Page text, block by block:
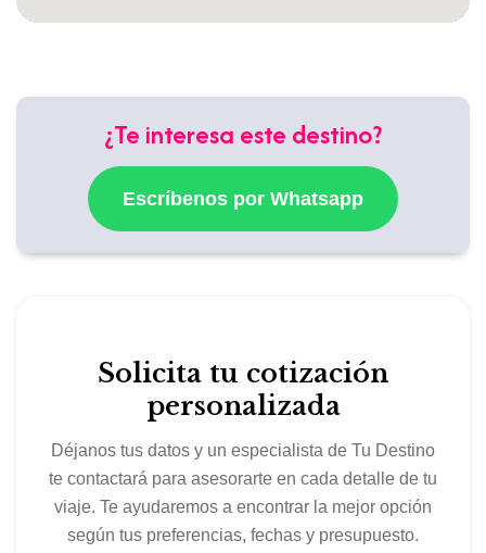
¿Te interesa este destino?
Escríbenos por Whatsapp
Solicita tu cotización
personalizada
Déjanos tus datos y un especialista de Tu Destino
te contactará para asesorarte en cada detalle de tu
viaje. Te ayudaremos a encontrar la mejor opción
según tus preferencias, fechas y presupuesto.